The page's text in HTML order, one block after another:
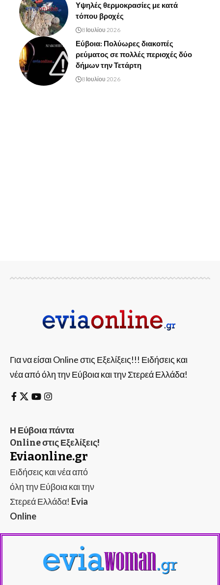
Υψηλές θερμοκρασίες με κατά
τόπου βροχές
8 Ιουλίου 2026
Εύβοια: Πολύωρες διακοπές
ρεύματος σε πολλές περιοχές δύο
δήμων την Τετάρτη
8 Ιουλίου 2026
Για να είσαι Online στις Εξελίξεις!!! Ειδήσεις και
νέα από όλη την Εύβοια και την Στερεά Ελλάδα!
Η Εύβοια πάντα
Online στις Εξελίξεις!
Eviaonline.gr
Ειδήσεις και νέα από
όλη την Εύβοια και την
Στερεά Ελλάδα! Evia
Online